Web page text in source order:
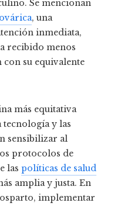
Se mencionan
, una
inmediata,
recibido menos
su equivalente
más equitativa
y las
sensibilizar al
protocolos de
las políticas de salud
amplia y justa. En
implementar